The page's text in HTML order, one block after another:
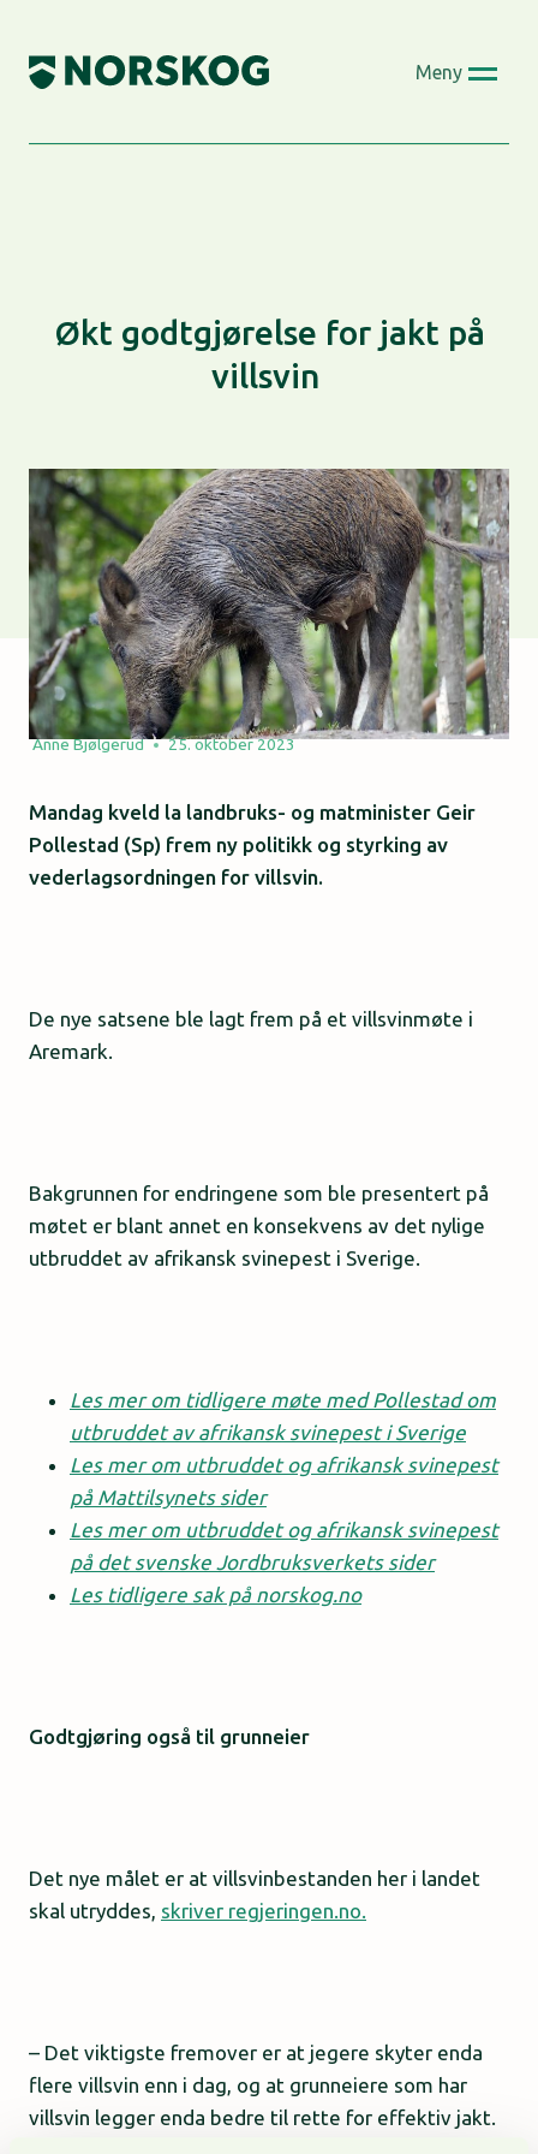
content
Meny
Økt godtgjørelse for jakt på
villsvin
Anne Bjølgerud 25. oktober 2023
Mandag kveld la landbruks- og matminister Geir
Pollestad (Sp) frem ny politikk og styrking av
vederlagsordningen for villsvin.
De nye satsene ble lagt frem på et villsvinmøte i
Aremark.
Bakgrunnen for endringene som ble presentert på
møtet er blant annet en konsekvens av det nylige
utbruddet av afrikansk svinepest i Sverige.
Les mer om tidligere møte med Pollestad om
utbruddet av afrikansk svinepest i Sverige
Les mer om utbruddet og afrikansk svinepest
på Mattilsynets sider
Les mer om utbruddet og afrikansk svinepest
på det svenske Jordbruksverkets sider
Les tidligere sak på norskog.no
Godtgjøring også til grunneier
Det nye målet er at villsvinbestanden her i landet
skal utryddes, skriver regjeringen.no.
– Det viktigste fremover er at jegere skyter enda
flere villsvin enn i dag, og at grunneiere som har
villsvin legger enda bedre til rette for effektiv jakt.